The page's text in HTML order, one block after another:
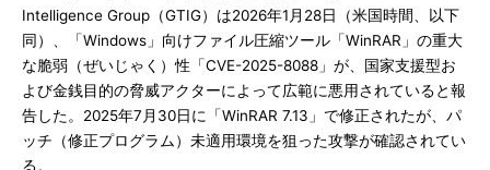
Intelligence Group（GTIG）は2026年1月28日（米国時間、以下
同）、「Windows」向けファイル圧縮ツール「WinRAR」の重大
な脆弱（ぜいじゃく）性「CVE-2025-8088」が、国家支援型お
よび金銭目的の脅威アクターによって広範に悪用されていると報
告した。2025年7月30日に「WinRAR 7.13」で修正されたが、パ
ッチ（修正プログラム）未適用環境を狙った攻撃が確認されてい
る。